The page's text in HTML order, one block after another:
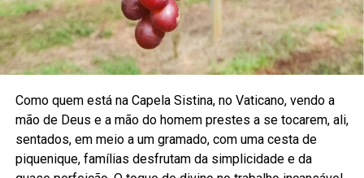
Como quem está na Capela Sistina, no Vaticano, vendo a
mão de Deus e a mão do homem prestes a se tocarem, ali,
sentados, em meio a um gramado, com uma cesta de
piquenique, famílias desfrutam da simplicidade e da